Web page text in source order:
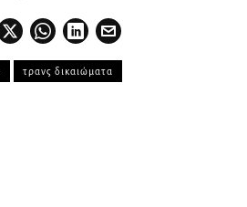
τρανς δικαιώματα